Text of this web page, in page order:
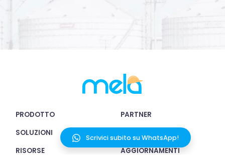
PRODOTTO
SOLUZIONI
RISORSE
PARTNER
AGGIORNAMENTI
Scrivici subito su WhatsApp!